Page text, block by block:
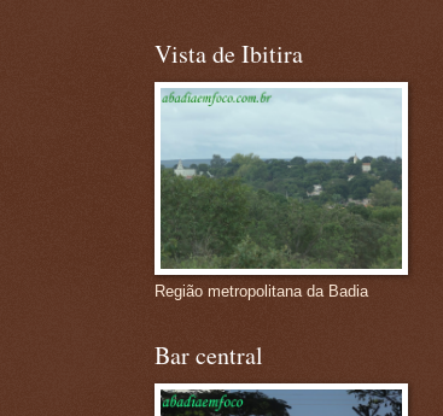
Vista de Ibitira
Região metropolitana da Badia
Bar central